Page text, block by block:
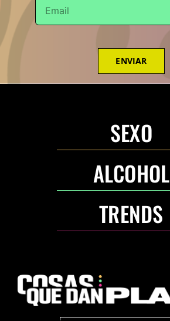
ENVIAR
SEXO
ALCOHOL
TRENDS